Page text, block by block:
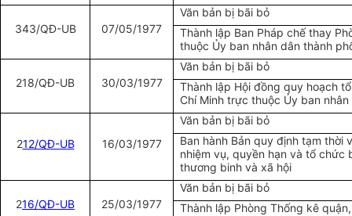
343/QĐ-UB 07/05/1977
Văn bản bị bãi bỏ
Thành lập Ban Pháp chế thay
thuộc Ủy ban nhân dân thành
218/QĐ-UB 30/03/1977
Văn bản bị bãi bỏ
Thành lập Hội đồng quy hoạch
Chí Minh trực thuộc Ủy ban
212/QĐ-UB 16/03/1977
Văn bản bị bãi bỏ
Ban hành Bản quy định tạm thời
nhiệm vụ, quyền hạn và tổ chức
thương binh và xã hội
216/QĐ-UB 25/03/1977
Văn bản bị bãi bỏ
Thành lập Phòng Thống kê